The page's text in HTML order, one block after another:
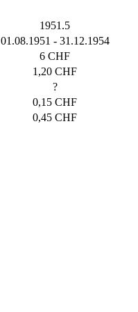
1951.5
01.08.1951 - 31.12.1954
6 CHF
1,20 CHF
?
0,15 CHF
0,45 CHF